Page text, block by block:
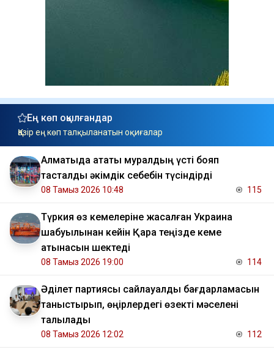
Ең көп оқылғандар
Қазір ең көп талқыланатын оқиғалар
Алматыда атақты муралдың үсті бояп
тасталды әкімдік себебін түсіндірді
08 Тамыз 2026 10:48 115
Түркия өз кемелеріне жасалған Украина
шабуылынан кейін Қара теңізде кеме
қатынасын шектеді
08 Тамыз 2026 19:00 114
Әділет партиясы сайлауалды бағдарламасын
таныстырып, өңірлердегі өзекті мәселені
талқылады
08 Тамыз 2026 12:02 112